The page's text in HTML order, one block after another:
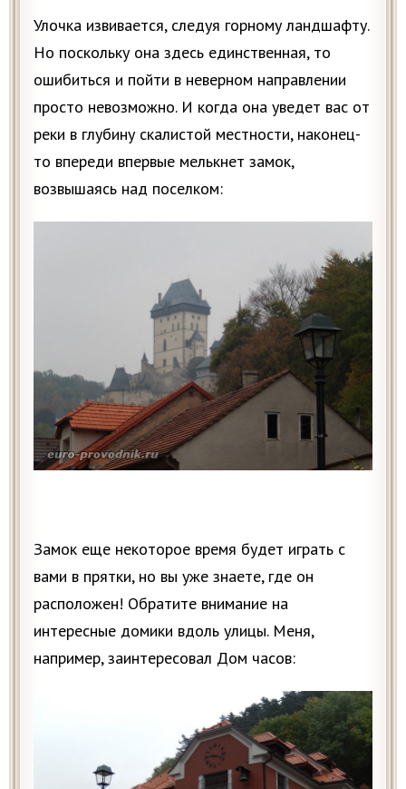
Улочка извивается, следуя горному ландшафту.
Но поскольку она здесь единственная, то
ошибиться и пойти в неверном направлении
просто невозможно. И когда она уведет вас от
реки в глубину скалистой местности, наконец-
то впереди впервые мелькнет замок,
возвышаясь над поселком:
Замок еще некоторое время будет играть с
вами в прятки, но вы уже знаете, где он
расположен! Обратите внимание на
интересные домики вдоль улицы. Меня,
например, заинтересовал Дом часов: